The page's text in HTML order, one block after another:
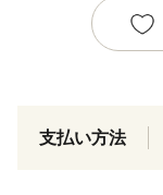
支払い方法